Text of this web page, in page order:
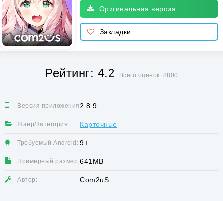
Оригинальная версия
Закладки
Рейтинг: 4.2 Всего оценок: 8800
Версия приложения:2.8.9
Жанр/Категория: Карточные
Требуемый Android: 9+
Примерный размер:641MB
Автор: Com2uS